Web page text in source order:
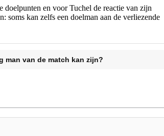
en voor Tuchel de reactie van zijn
soms kan zelfs een doelman aan de verliezende
man van de match kan zijn?